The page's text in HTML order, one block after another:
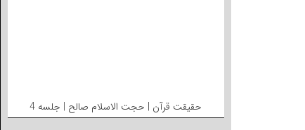
حقیقت قرآن | حجت الاسلام صالح | جلسه 4